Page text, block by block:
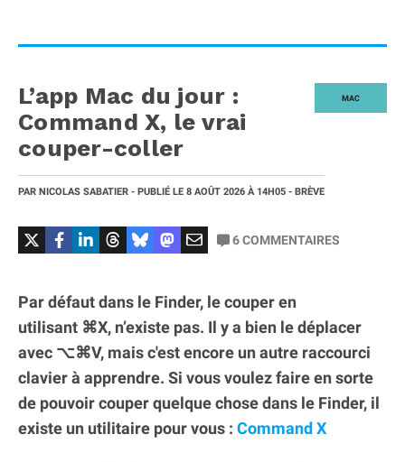
MAC
L’app Mac du jour :
Command X, le vrai
couper-coller
PAR NICOLAS SABATIER - PUBLIÉ LE 8 AOÛT 2026 À 14H05 - BRÈVE
6COMMENTAIRES
Par défaut dans le Finder, le couper en
utilisant ⌘X, n’existe pas. Il y a bien le déplacer
avec ⌥⌘V, mais c'est encore un autre raccourci
clavier à apprendre. Si vous voulez faire en sorte
de pouvoir couper quelque chose dans le Finder, il
existe un utilitaire pour vous : Command X